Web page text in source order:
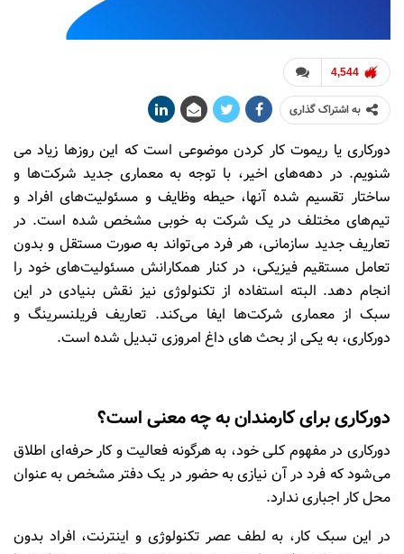
4,544
به اشتراک گذاری
دورکاری یا ریموت کار کردن موضوعی است که این روزها زیاد می
شنویم. در دهه‌های اخیر، با توجه به معماری جدید شرکت‌ها و
ساختار تقسیم شده آنها، حیطه وظایف و مسئولیت‌های افراد و
تیم‌های مختلف در یک شرکت به خوبی مشخص شده است. در
تعاریف جدید سازمانی، هر فرد می‌تواند به صورت مستقل و بدون
تعامل مستقیم فیزیکی، در کنار همکارانش مسئولیت‌های خود را
انجام دهد. البته استفاده از تکنولوژی نیز نقش بنیادی در این
سبک از معماری شرکت‌ها ایفا می‌کند. تعاریف فریلنسرینگ و
دورکاری، به یکی از بحث های داغ امروزی تبدیل شده است.
دورکاری برای کارمندان به چه معنی است؟
دورکاری در مفهوم کلی خود، به هرگونه فعالیت و کار حرفه‌ای اطلاق
می‌شود که فرد در آن نیازی به حضور در یک دفتر مشخص به عنوان
محل کار اجباری ندارد.
در این سبک کار، به لطف عصر تکنولوژی و اینترنت، افراد بدون